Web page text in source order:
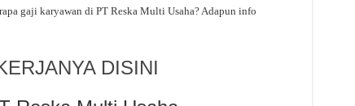
gaji karyawan di PT Reska Multi Usaha? Adapun info
DISINI